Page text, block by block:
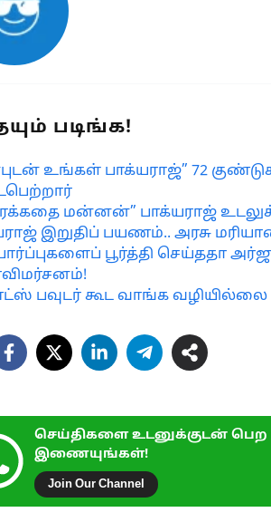
படிங்க!
உங்கள் பாக்யராஜ்” 72
மன்னன்” பாக்யராஜ்
இறுதிப் பயணம்.. அரசு
பூர்த்தி செய்ததா
பவுடர் கூட வாங்க வழியில்லை :
செய்திகளை உடனுக்குடன்
இணையுங்கள்!
Join Our Channel